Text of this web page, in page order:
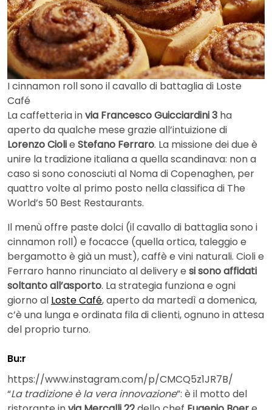
I cinnamon roll sono il cavallo di battaglia di Loste
Café
La caffetteria invia Francesco Guicciardini 3 ha
aperto da qualche mese grazie all’intuizione di
Lorenzo Ciolie Stefano Ferraro. La missione dei due è
unire la tradizione italiana a quella scandinava: non a
caso si sono conosciuti al Noma di Copenaghen, per
quattro volte al primo posto nella classifica di The
World’s 50 Best Restaurants.
Il menù offre paste dolci (il cavallo di battaglia sono i
cinnamon roll) e focacce (quella ortica, taleggio e
bergamotto è già un must), caffè e vini naturali. Cioli e
Ferraro hanno rinunciato al delivery e si sono affidati
soltanto all’asporto. La strategia funziona e ogni
giorno al Loste Café, aperto da martedì a domenica,
c’è una lunga e ordinata fila di clienti, ognuno in attesa
del proprio turno.
Bu:r
https://www.instagram.com/p/CMCQ5z1JR7B/
“La tradizione è la vera innovazione”: è il motto del